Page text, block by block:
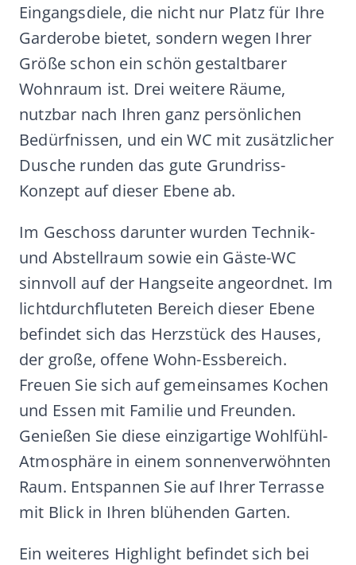
Eingangsdiele, die nicht nur Platz für Ihre
Garderobe bietet, sondern wegen Ihrer
Größe schon ein schön gestaltbarer
Wohnraum ist. Drei weitere Räume,
nutzbar nach Ihren ganz persönlichen
Bedürfnissen, und ein WC mit zusätzlicher
Dusche runden das gute Grundriss-
Konzept auf dieser Ebene ab.
Im Geschoss darunter wurden Technik-
und Abstellraum sowie ein Gäste-WC
sinnvoll auf der Hangseite angeordnet. Im
lichtdurchfluteten Bereich dieser Ebene
befindet sich das Herzstück des Hauses,
der große, offene Wohn-Essbereich.
Freuen Sie sich auf gemeinsames Kochen
und Essen mit Familie und Freunden.
Genießen Sie diese einzigartige Wohlfühl-
Atmosphäre in einem sonnenverwöhnten
Raum. Entspannen Sie auf Ihrer Terrasse
mit Blick in Ihren blühenden Garten.
Ein weiteres Highlight befindet sich bei